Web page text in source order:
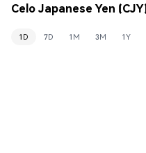
Celo Japanese Yen
1D 7D 1M 3M 1Y